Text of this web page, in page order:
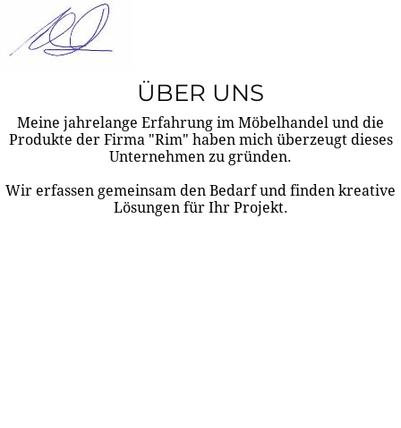
ÜBER UNS
Meine jahrelange Erfahrung im Möbelhandel und die
Produkte der Firma "Rim" haben mich überzeugt dieses
Unternehmen zu gründen.
Wir erfassen gemeinsam den Bedarf und finden kreative
Lösungen für Ihr Projekt.